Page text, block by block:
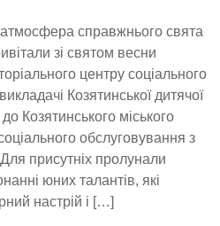
справжнього свята
зі святом весни
центру соціального
Козятинської дитячої
Козятинського міського
обслуговування з
присутніх пролунали
юних талантів, які
настрій і […]